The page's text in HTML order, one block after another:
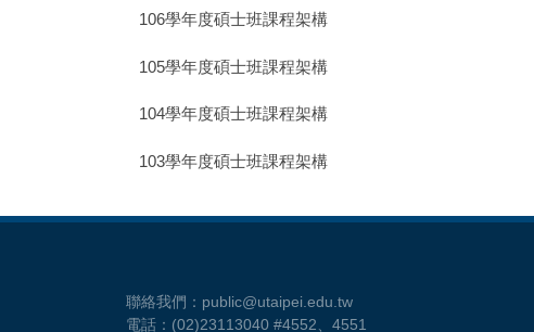
106學年度碩士班課程架構
105學年度碩士班課程架構
104學年度碩士班課程架構
103學年度碩士班課程架構
聯絡我們：public@utaipei.edu.tw
電話：(02)23113040 #4552、4551